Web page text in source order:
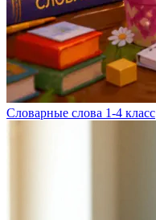
Словарные слова 1-4 класс